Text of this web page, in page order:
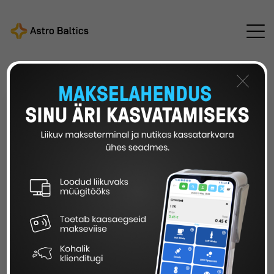
liitumiskontrolli päring
TELLI AEGSASTI
UUENDUS: II SAMBA
LIITUMISKONTROLLI
×